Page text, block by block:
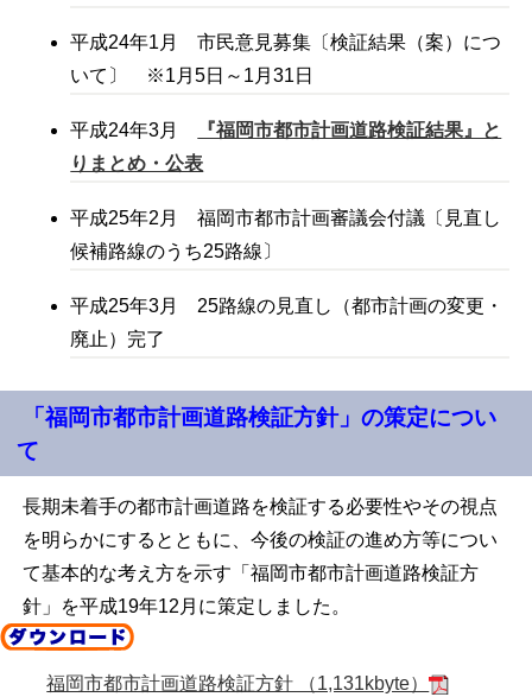
平成24年1月 市民意見募集〔検証結果（案）につ
いて〕 ※1月5日～1月31日
平成24年3月
『福岡市都市計画道路検証結果』と
りまとめ・公表
平成25年2月 福岡市都市計画審議会付議〔見直し
候補路線のうち25路線〕
平成25年3月 25路線の見直し（都市計画の変更・
廃止）完了
「福岡市都市計画道路検証方針」の策定につい
て
長期未着手の都市計画道路を検証する必要性やその視点
を明らかにするとともに、今後の検証の進め方等につい
て基本的な考え方を示す「福岡市都市計画道路検証方
針」を平成19年12月に策定しました。
福岡市都市計画道路検証方針 （1,131kbyte）